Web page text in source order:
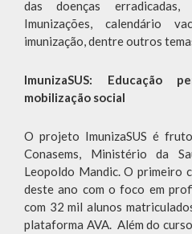
das doenças
Imunizações, calendário
imunização, dentre outros
ImunizaSUS: Educação
mobilização social
O projeto ImunizaSUS é
Conasems, Ministério da
Leopoldo Mandic. O primeiro
deste ano com o foco em
com 32 mil alunos
plataforma AVA. Além do